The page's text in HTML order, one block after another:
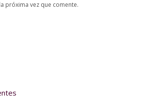
próxima vez que comente.